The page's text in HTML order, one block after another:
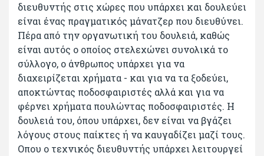
διευθυντής στις χώρες που υπάρχει και δουλεύει
είναι ένας πραγματικός μάνατζερ που διευθύνει.
Πέρα από την οργανωτική του δουλειά, καθώς
είναι αυτός ο οποίος στελεχώνει συνολικά το
σύλλογο, ο άνθρωπος υπάρχει για να
διαχειρίζεται χρήματα - και για να τα ξοδεύει,
αποκτώντας ποδοσφαιριστές αλλά και για να
φέρνει χρήματα πουλώντας ποδοσφαιριστές. Η
δουλειά του, όπου υπάρχει, δεν είναι να βγάζει
λόγους στους παίκτες ή να καυγαδίζει μαζί τους.
Οπου ο τεχνικός διευθυντής υπάρχει λειτουργεί